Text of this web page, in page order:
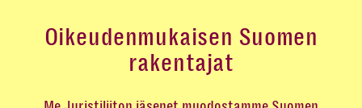
Oikeudenmukaisen Suomen
rakentajat